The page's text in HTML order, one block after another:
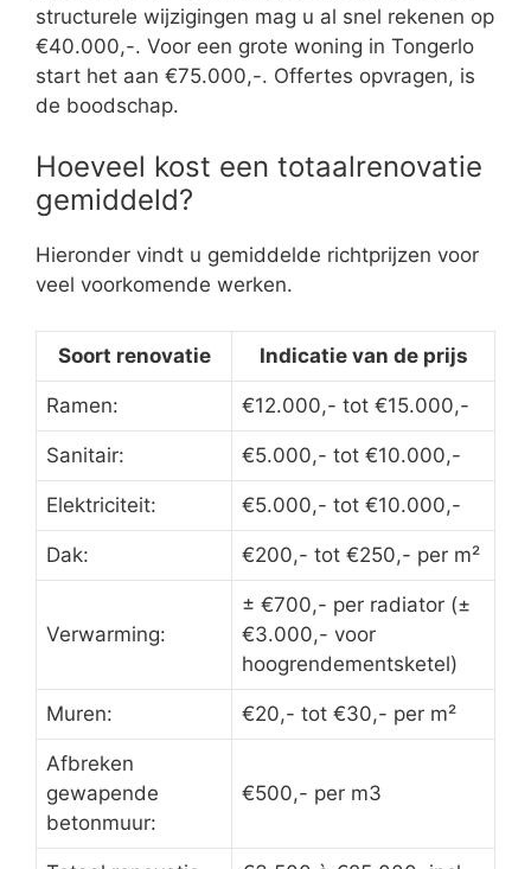
structurele wijzigingen mag u al snel rekenen op
€40.000,-. Voor een grote woning in Tongerlo
start het aan €75.000,-. Offertes opvragen, is
de boodschap.
Hoeveel kost een totaalrenovatie
gemiddeld?
Hieronder vindt u gemiddelde richtprijzen voor
veel voorkomende werken.
Soort renovatie Indicatie van de prijs
Ramen: €12.000,- tot €15.000,-
Sanitair: €5.000,- tot €10.000,-
Elektriciteit: €5.000,- tot €10.000,-
Dak: €200,- tot €250,- per m²
Verwarming:
± €700,- per radiator (±
€3.000,- voor
hoogrendementsketel)
Muren: €20,- tot €30,- per m²
Afbreken
gewapende
betonmuur:
€500,- per m3